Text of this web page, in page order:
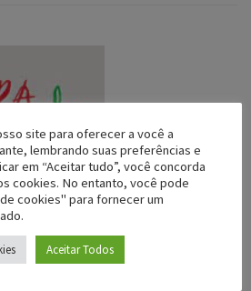
site para oferecer a você a
lembrando suas preferências e
em “Aceitar tudo”, você concorda
cookies. No entanto, você pode
cookies" para fornecer um
Aceitar Todos